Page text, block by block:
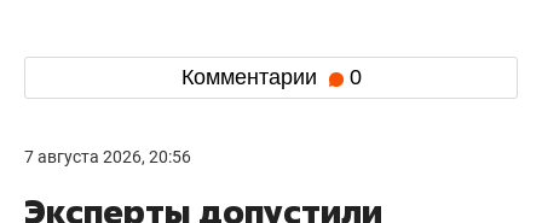
Комментарии 0
7 августа 2026, 20:56
Эксперты допустили